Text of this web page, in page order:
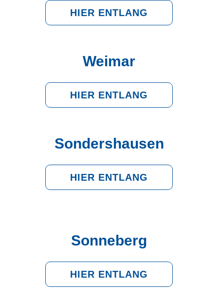
HIER ENTLANG
Weimar
HIER ENTLANG
Sondershausen
HIER ENTLANG
Sonneberg
HIER ENTLANG